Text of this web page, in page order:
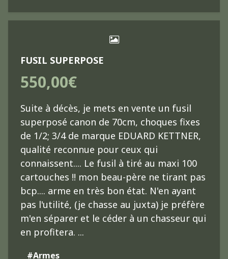
FUSIL SUPERPOSE
550,00€
Suite à décès, je mets en vente un fusil
superposé canon de 70cm, choques fixes
de 1/2; 3/4 de marque EDUARD KETTNER,
qualité reconnue pour ceux qui
connaissent.... Le fusil à tiré au maxi 100
cartouches !! mon beau-père ne tirant pas
bcp.... arme en très bon état. N'en ayant
pas l'utilité, (je chasse au juxta) je préfère
m'en séparer et le céder à un chasseur qui
en profitera. ...
#Armes